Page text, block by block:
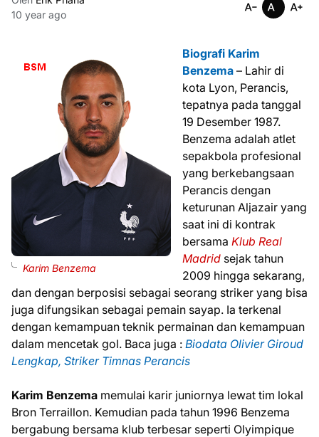
10 year ago
Karim Benzema
Biografi Karim
Benzema – Lahir di
kota Lyon, Perancis,
tepatnya pada tanggal
19 Desember 1987.
Benzema adalah atlet
sepakbola profesional
yang berkebangsaan
Perancis dengan
keturunan Aljazair yang
saat ini di kontrak
bersama Klub Real
Madrid sejak tahun
2009 hingga sekarang,
dan dengan berposisi sebagai seorang striker yang bisa
juga difungsikan sebagai pemain sayap. Ia terkenal
dengan kemampuan teknik permainan dan kemampuan
dalam mencetak gol. Baca juga : Biodata Olivier Giroud
Lengkap, Striker Timnas Perancis
Karim Benzema memulai karir juniornya lewat tim lokal
Bron Terraillon. Kemudian pada tahun 1996 Benzema
bergabung bersama klub terbesar seperti Olyimpique